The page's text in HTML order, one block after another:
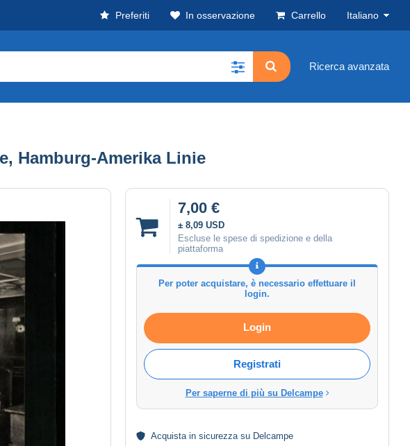
Preferiti In osservazione Carrello Italiano
Ricerca avanzata
Hamburg-Amerika Linie
7,00 €
± 8,09 USD
Escluse le spese di spedizione e della
piattaforma
Per poter acquistare, è necessario effettuare il
login.
Login
Registrati
Per saperne di più su Delcampe
Acquista in sicurezza su Delcampe